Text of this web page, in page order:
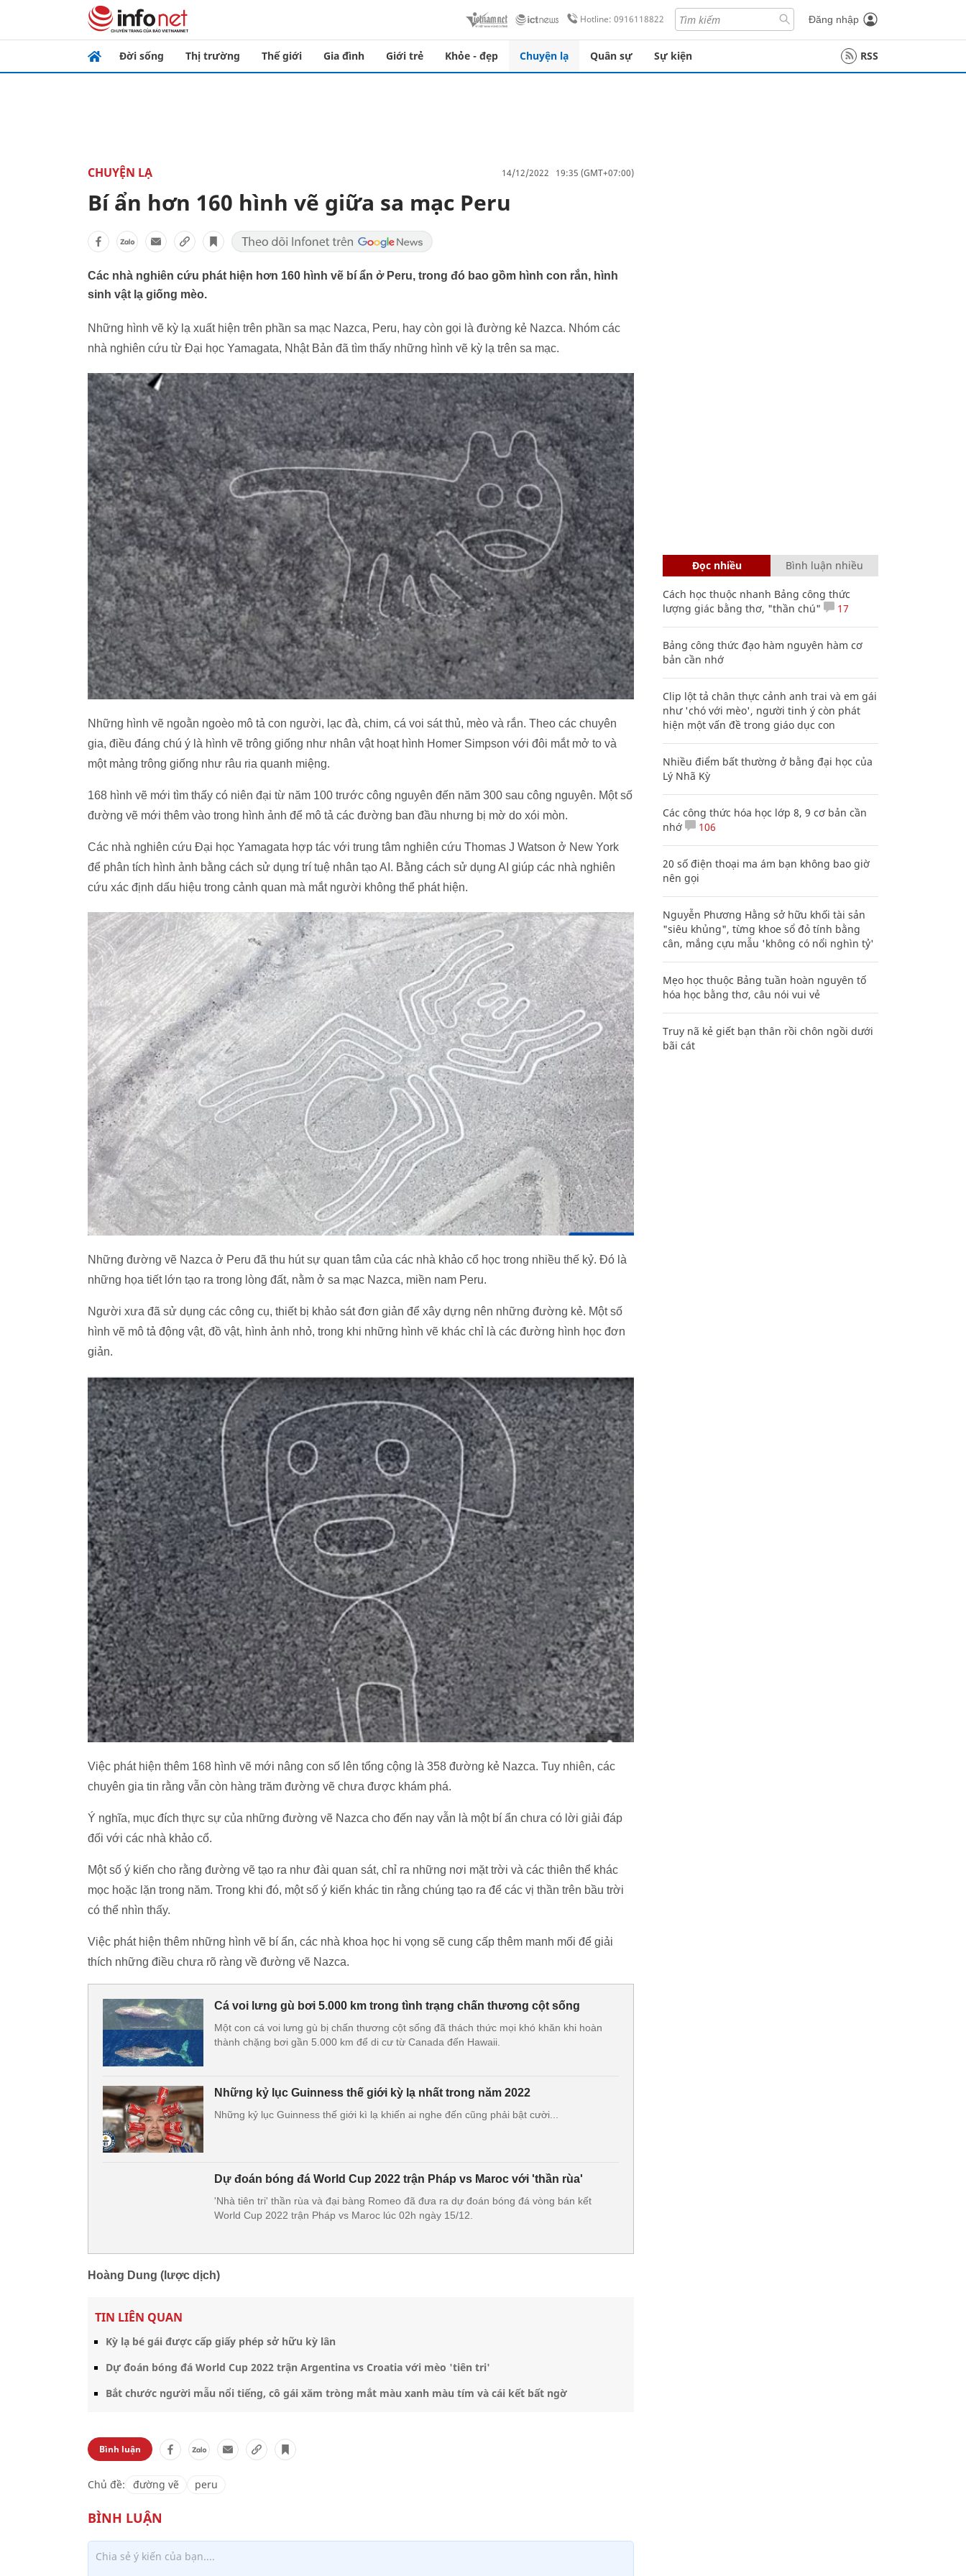
Hotline: 0916118822 Đăng nhập
Đời sống Thị trường Thế giới Gia đình Giới trẻ Khỏe - đẹp Chuyện lạ Quân sự Sự kiện RSS
CHUYỆN LẠ 14/12/2022 19:35 (GMT+07:00)
Bí ẩn hơn 160 hình vẽ giữa sa mạc Peru
Các nhà nghiên cứu phát hiện hơn 160 hình vẽ bí ẩn ở Peru, trong đó bao gồm hình con rắn, hình
sinh vật lạ giống mèo.
Những hình vẽ kỳ lạ xuất hiện trên phần sa mạc Nazca, Peru, hay còn gọi là đường kẻ Nazca. Nhóm các
nhà nghiên cứu từ Đại học Yamagata, Nhật Bản đã tìm thấy những hình vẽ kỳ lạ trên sa mạc.
Những hình vẽ ngoằn ngoèo mô tả con người, lạc đà, chim, cá voi sát thủ, mèo và rắn. Theo các chuyên
gia, điều đáng chú ý là hình vẽ trông giống như nhân vật hoạt hình Homer Simpson với đôi mắt mở to và
một mảng trông giống như râu ria quanh miệng.
168 hình vẽ mới tìm thấy có niên đại từ năm 100 trước công nguyên đến năm 300 sau công nguyên. Một số
đường vẽ mới thêm vào trong hình ảnh để mô tả các đường ban đầu nhưng bị mờ do xói mòn.
Các nhà nghiên cứu Đại học Yamagata hợp tác với trung tâm nghiên cứu Thomas J Watson ở New York
để phân tích hình ảnh bằng cách sử dụng trí tuệ nhân tạo AI. Bằng cách sử dụng AI giúp các nhà nghiên
cứu xác định dấu hiệu trong cảnh quan mà mắt người không thể phát hiện.
Những đường vẽ Nazca ở Peru đã thu hút sự quan tâm của các nhà khảo cổ học trong nhiều thế kỷ. Đó là
những họa tiết lớn tạo ra trong lòng đất, nằm ở sa mạc Nazca, miền nam Peru.
Người xưa đã sử dụng các công cụ, thiết bị khảo sát đơn giản để xây dựng nên những đường kẻ. Một số
hình vẽ mô tả động vật, đồ vật, hình ảnh nhỏ, trong khi những hình vẽ khác chỉ là các đường hình học đơn
giản.
Việc phát hiện thêm 168 hình vẽ mới nâng con số lên tổng cộng là 358 đường kẻ Nazca. Tuy nhiên, các
chuyên gia tin rằng vẫn còn hàng trăm đường vẽ chưa được khám phá.
Ý nghĩa, mục đích thực sự của những đường vẽ Nazca cho đến nay vẫn là một bí ẩn chưa có lời giải đáp
đối với các nhà khảo cổ.
Một số ý kiến cho rằng đường vẽ tạo ra như đài quan sát, chỉ ra những nơi mặt trời và các thiên thể khác
mọc hoặc lặn trong năm. Trong khi đó, một số ý kiến khác tin rằng chúng tạo ra để các vị thần trên bầu trời
có thể nhìn thấy.
Việc phát hiện thêm những hình vẽ bí ẩn, các nhà khoa học hi vọng sẽ cung cấp thêm manh mối để giải
thích những điều chưa rõ ràng về đường vẽ Nazca.
Cá voi lưng gù bơi 5.000 km trong tình trạng chấn thương cột sống
Một con cá voi lưng gù bị chấn thương cột sống đã thách thức mọi khó khăn khi hoàn
thành chặng bơi gần 5.000 km để di cư từ Canada đến Hawaii.
Những kỷ lục Guinness thế giới kỳ lạ nhất trong năm 2022
Những kỷ lục Guinness thế giới kì lạ khiến ai nghe đến cũng phải bật cười...
Dự đoán bóng đá World Cup 2022 trận Pháp vs Maroc với 'thần rùa'
'Nhà tiên tri' thần rùa và đại bàng Romeo đã đưa ra dự đoán bóng đá vòng bán kết
World Cup 2022 trận Pháp vs Maroc lúc 02h ngày 15/12.
Hoàng Dung (lược dịch)
TIN LIÊN QUAN
Kỳ lạ bé gái được cấp giấy phép sở hữu kỳ lân
Dự đoán bóng đá World Cup 2022 trận Argentina vs Croatia với mèo 'tiên tri'
Bắt chước người mẫu nổi tiếng, cô gái xăm tròng mắt màu xanh màu tím và cái kết bất ngờ
Bình luận
Chủ đề: đường vẽ peru
Đọc nhiều Bình luận nhiều
Cách học thuộc nhanh Bảng công thức
lượng giác bằng thơ, "thần chú"
17
Bảng công thức đạo hàm nguyên hàm cơ
bản cần nhớ
Clip lột tả chân thực cảnh anh trai và em gái
như 'chó với mèo', người tinh ý còn phát
hiện một vấn đề trong giáo dục con
Nhiều điểm bất thường ở bằng đại học của
Lý Nhã Kỳ
Các công thức hóa học lớp 8, 9 cơ bản cần
nhớ
106
20 số điện thoại ma ám bạn không bao giờ
nên gọi
Nguyễn Phương Hằng sở hữu khối tài sản
"siêu khủng", từng khoe sổ đỏ tính bằng
cân, mắng cựu mẫu 'không có nổi nghìn tỷ'
Mẹo học thuộc Bảng tuần hoàn nguyên tố
hóa học bằng thơ, câu nói vui vẻ
Truy nã kẻ giết bạn thân rồi chôn ngồi dưới
bãi cát